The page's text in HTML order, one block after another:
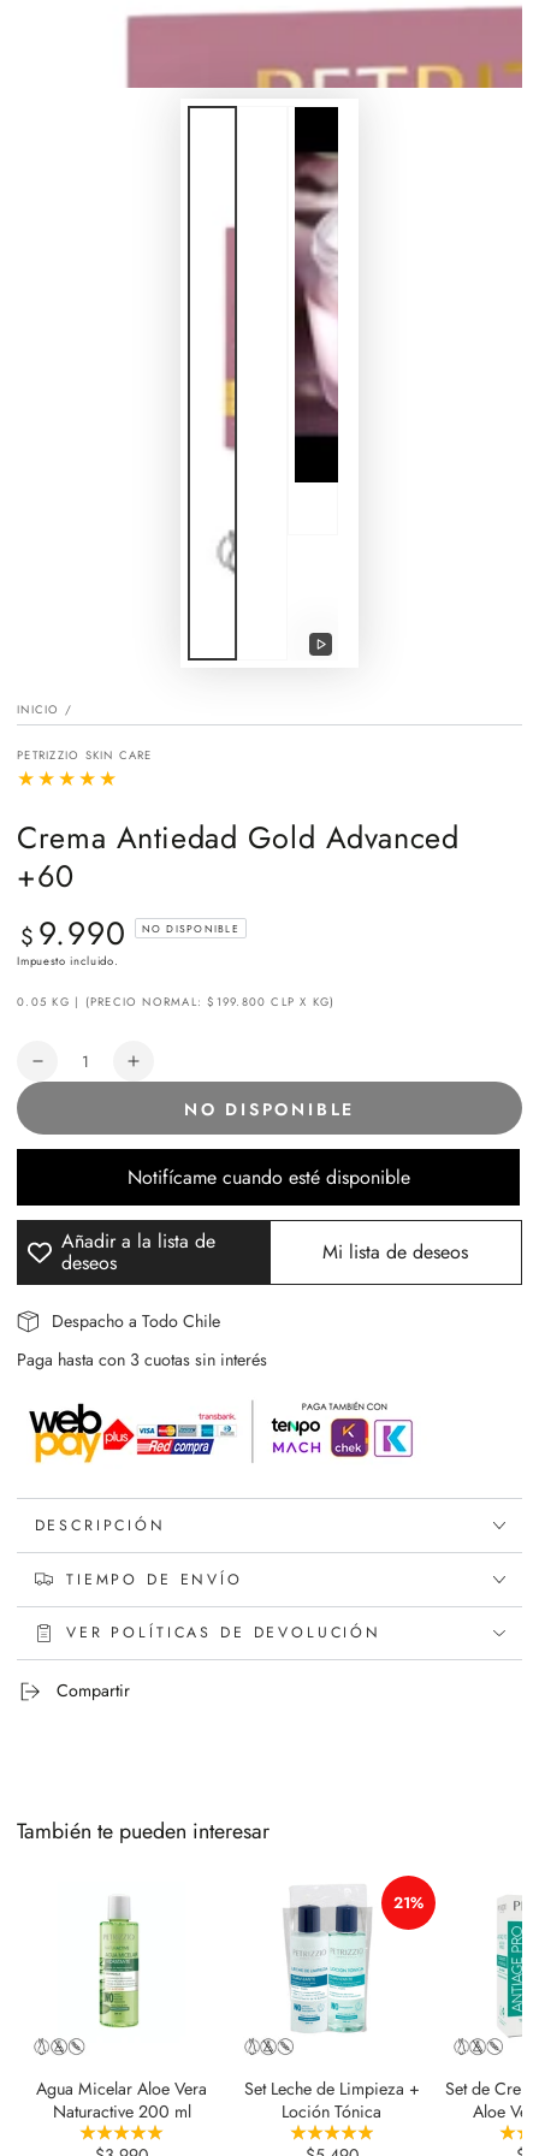
Reproducir
INICIO /
PETRIZZIO SKIN CARE
Crema Antiedad Gold Advanced
+60
Precio
regular
$ 9.990 NO DISPONIBLE
Impuesto incluido.
0.05 KG | (PRECIO NORMAL: $199.800 CLP X KG)
Cantidad
Reducir
Advanced
+60
Aumentar
Antiedad
Gold
Advanced
+60
NO DISPONIBLE
Notifícame cuando esté disponible
Añadir a la lista de
deseos Mi lista de deseos
Despacho a Todo Chile
Paga hasta con 3 cuotas sin interés
DESCRIPCIÓN
TIEMPO DE ENVÍO
VER POLÍTICAS DE DEVOLUCIÓN
Compartir
También te pueden interesar
Agua Micelar Aloe Vera
Naturactive 200 ml
21%
Set Leche de Limpieza +
Loción Tónica
Set de
Aloe